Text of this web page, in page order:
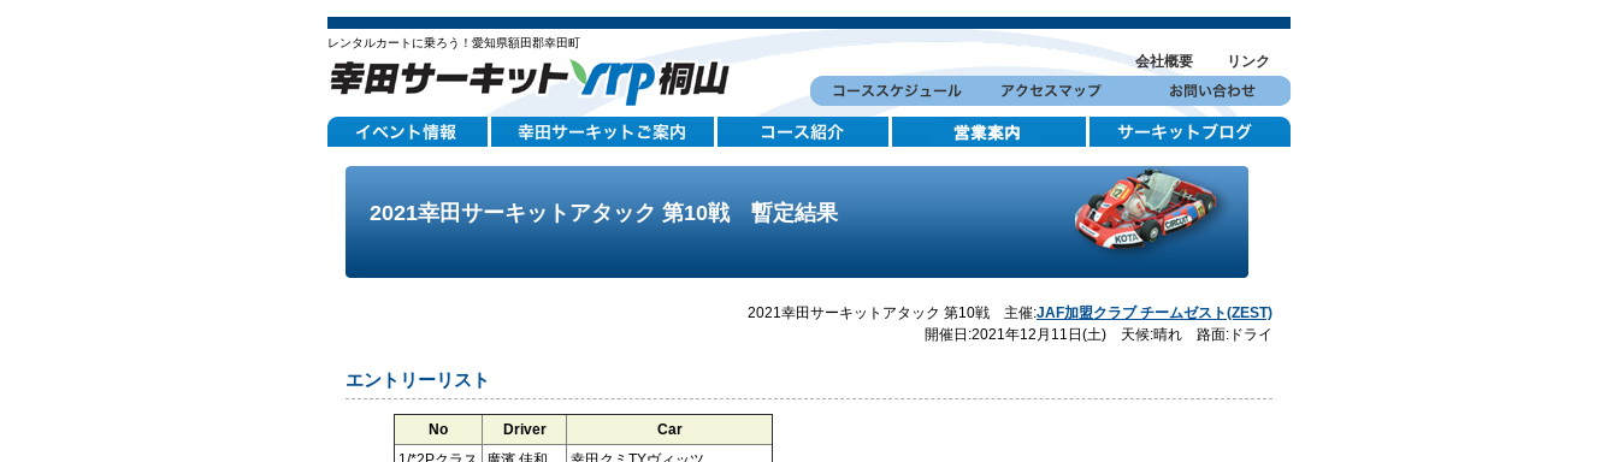
レンタルカートに乗ろう！愛知県額田郡幸田町
リンク
会社概要
2021幸田サーキットアタック 第10戦 暫定結果
2021幸田サーキットアタック 第10戦 主催:JAF加盟クラブ チームゼスト(ZEST)
開催日:2021年12月11日(土) 天候:晴れ 路面:ドライ
エントリーリスト
No Driver
Car